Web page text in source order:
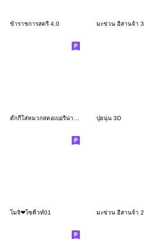
ข้าราชการสตรี 4.0 มะข่วน อีสานจ้า 3
ปุยนุ่น 3D
โมจิ❤โซคิ้วท์01 มะข่วน อีสานจ้า 2